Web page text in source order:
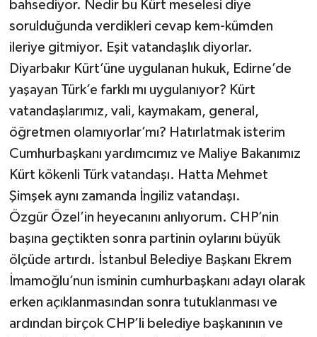
bahsediyor. Nedir bu Kürt meselesi diye
sorulduğunda verdikleri cevap kem-kümden
ileriye gitmiyor. Eşit vatandaşlık diyorlar.
Diyarbakır Kürt’üne uygulanan hukuk, Edirne’de
yaşayan Türk’e farklı mı uygulanıyor? Kürt
vatandaşlarımız, vali, kaymakam, general,
öğretmen olamıyorlar’mı? Hatırlatmak isterim
Cumhurbaşkanı yardımcımız ve Maliye Bakanımız
Kürt kökenli Türk vatandaşı. Hatta Mehmet
Şimşek aynı zamanda İngiliz vatandaşı.
Özgür Özel’in heyecanını anlıyorum. CHP’nin
başına geçtikten sonra partinin oylarını büyük
ölçüde artırdı. İstanbul Belediye Başkanı Ekrem
İmamoğlu’nun isminin cumhurbaşkanı adayı olarak
erken açıklanmasından sonra tutuklanması ve
ardından birçok CHP’li belediye başkanının ve